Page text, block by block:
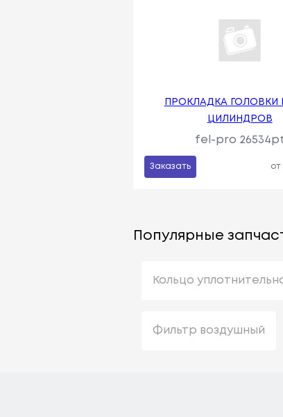
ПРОКЛАДКА ГОЛОВКИ
ЦИЛИНДРОВ
fel-pro
Заказать от
Популярные
Кольцо
Фильтр воздушный